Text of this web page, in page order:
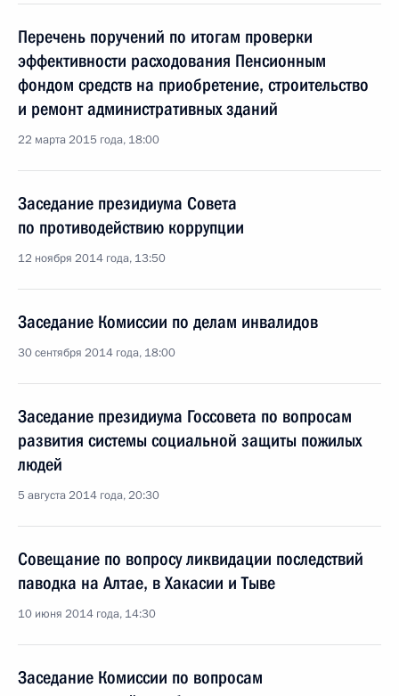
Перечень поручений по итогам проверки
эффективности расходования Пенсионным
фондом средств на приобретение, строительство
и ремонт административных зданий
22 марта 2015 года, 18:00
Заседание президиума Совета
по противодействию коррупции
12 ноября 2014 года, 13:50
Заседание Комиссии по делам инвалидов
30 сентября 2014 года, 18:00
Заседание президиума Госсовета по вопросам
развития системы социальной защиты пожилых
людей
5 августа 2014 года, 20:30
Совещание по вопросу ликвидации последствий
паводка на Алтае, в Хакасии и Тыве
10 июня 2014 года, 14:30
Заседание Комиссии по вопросам